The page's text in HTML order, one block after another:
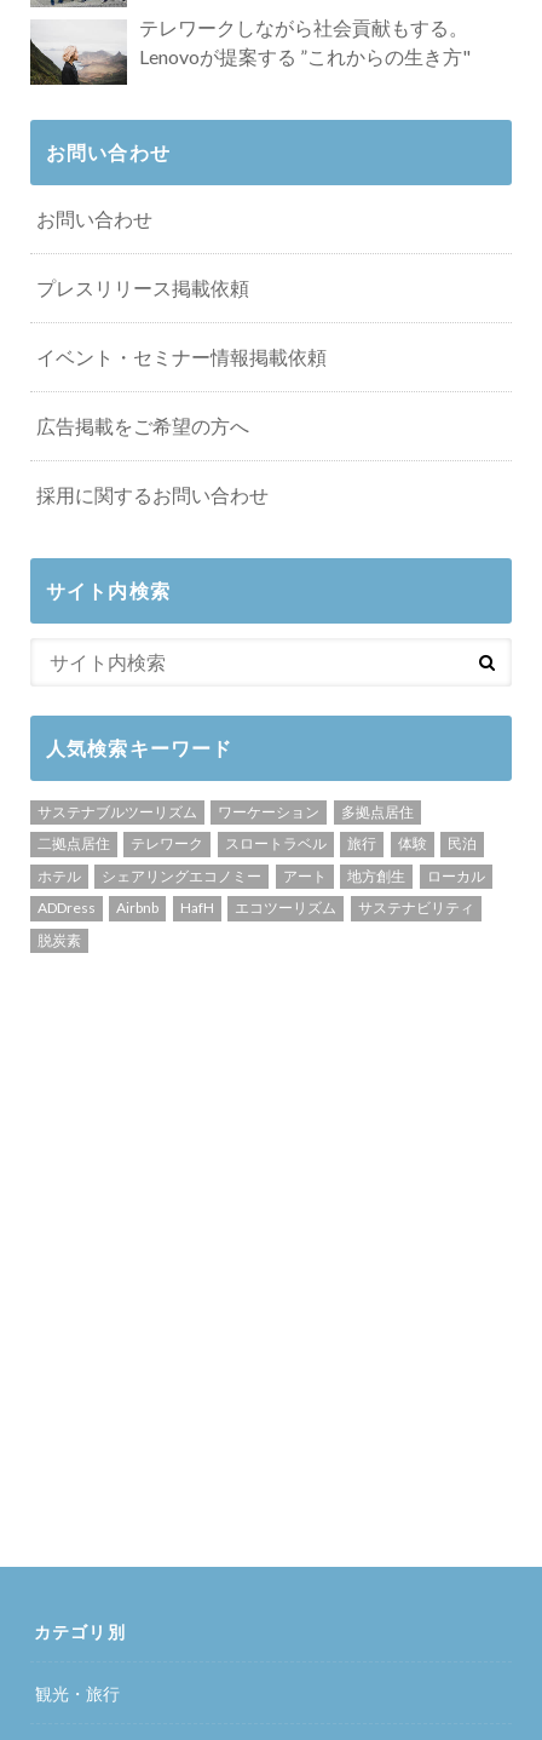
テレワークしながら社会貢献もする。
Lenovoが提案する ”これからの生き方"
お問い合わせ
お問い合わせ
プレスリリース掲載依頼
イベント・セミナー情報掲載依頼
広告掲載をご希望の方へ
採用に関するお問い合わせ
サイト内検索
人気検索キーワード
サステナブルツーリズム ワーケーション
多拠点居住
二拠点居住
テレワーク スロートラベル 旅行 体験
民泊
ホテル
シェアリングエコノミー アート 地方創生
ローカル
ADDress
Airbnb HafH エコツーリズム
サステナビリティ
脱炭素
カテゴリ別
観光・旅行